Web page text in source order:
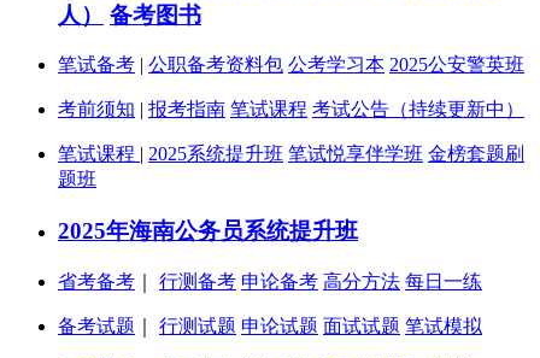
人）
备考图书
笔试备考 公职备考资料包 公考学习本 2025公安警英班
考前须知 报考指南 笔试课程 考试公告（持续更新中）
笔试课程 2025系统提升班 笔试悦享伴学班 金榜套题刷
题班
2025年海南公务员系统提升班
省考备考 行测备考 申论备考 高分方法 每日一练
备考试题 行测试题 申论试题 面试试题 笔试模拟